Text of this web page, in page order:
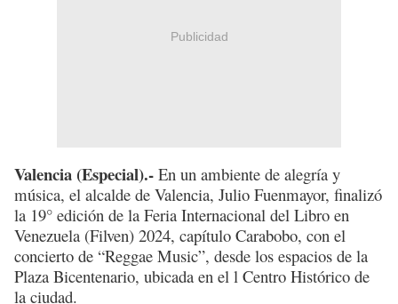
Publicidad
Valencia (Especial).- En un ambiente de alegría y
música, el alcalde de Valencia, Julio Fuenmayor, finalizó
la 19° edición de la Feria Internacional del Libro en
Venezuela (Filven) 2024, capítulo Carabobo, con el
concierto de “Reggae Music”, desde los espacios de la
Plaza Bicentenario, ubicada en el l Centro Histórico de
la ciudad.